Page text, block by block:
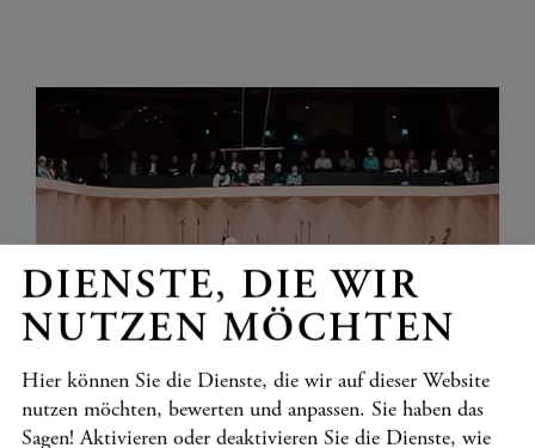
GUTSCHEINE
Ermöglichen Sie unvergessliche Musikerlebnisse,
verschenken Sie Gutscheine für unsere Konzerte!
DIENSTE, DIE WIR
NUTZEN MÖCHTEN
Hier können Sie die Dienste, die wir auf dieser Website
nutzen möchten, bewerten und anpassen. Sie haben das
Sagen! Aktivieren oder deaktivieren Sie die Dienste, wie